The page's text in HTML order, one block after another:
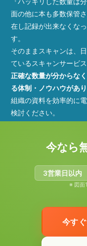
面の他に本も多数保管
在し記録が出来なくな
す。
そのままスキャンは、
ているスキャンサービス
正確な数量が分からな
る体制・ノウハウがあり
組織の資料を効率的に
検討ください。
今なら
3営業日以内
※ 図面
今す